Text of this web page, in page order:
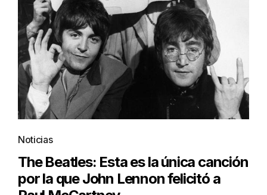
Noticias
The Beatles: Esta es la única canción
por la que John Lennon felicitó a